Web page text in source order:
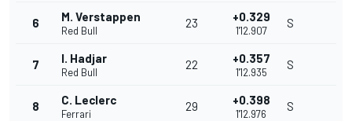
6 M. Verstappen
Red Bull
23 +0.329
1'12.907
S
7 I. Hadjar
Red Bull
22 +0.357
1'12.935
S
8 C. Leclerc
Ferrari
29 +0.398
1'12.976
S